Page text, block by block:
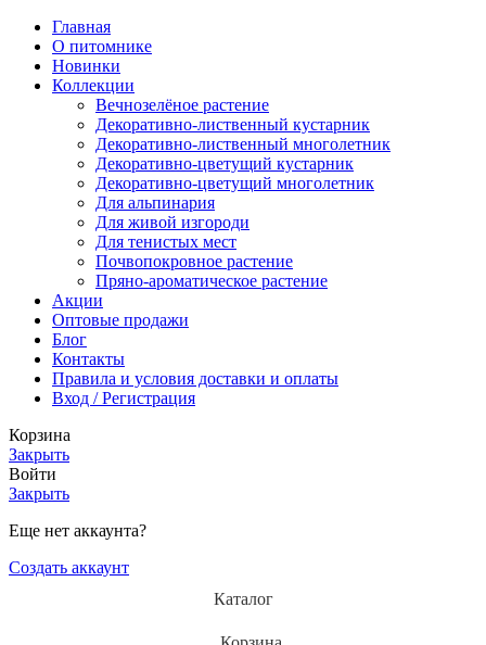
Главная
О питомнике
Новинки
Коллекции
Вечнозелёное растение
Декоративно-лиственный кустарник
Декоративно-лиственный многолетник
Декоративно-цветущий кустарник
Декоративно-цветущий многолетник
Для альпинария
Для живой изгороди
Для тенистых мест
Почвопокровное растение
Пряно-ароматическое растение
Акции
Оптовые продажи
Блог
Контакты
Правила и условия доставки и оплаты
Вход / Регистрация
Корзина
Закрыть
Войти
Закрыть
Еще нет аккаунта?
Создать аккаунт
Каталог